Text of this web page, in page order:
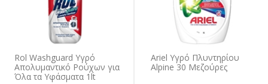
Rol Washguard Υγρό
Απολυμαντικό Ρούχων για
Όλα τα Υφάσματα 1lt
Ariel Υγρό Πλυντηρίου
Αlpine 30 Μεζούρες